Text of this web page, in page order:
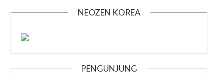
NEOZEN KOREA
PENGUNJUNG